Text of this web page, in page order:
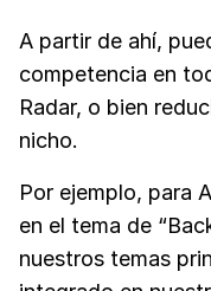
A partir de ahí,
competencia en
Radar, o bien
nicho.
Por ejemplo, para
en el tema de
nuestros temas